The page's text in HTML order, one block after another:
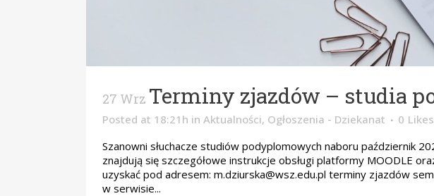
27 Wrz Terminy zjazdów – studia
Posted at 18:21h in Aktualności, Ogłoszenia - Dziekanat 0 Likes
Szanowni słuchacze studiów podyplomowych naboru październik
znajdują się szczegółowe instrukcje obsługi platformy MOODLE
uzyskać pod adresem: m.dziurska@wsz.edu.pl terminy zjazdów
w serwisie...